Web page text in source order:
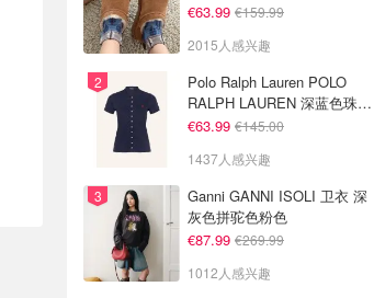
€63.99 €159.99
2015人感兴趣
Polo Ralph Lauren POLO
RALPH LAUREN 深蓝色珠地
布 Polo衫
€63.99 €145.00
1437人感兴趣
Ganni GANNI ISOLI 卫衣 深
灰色拼驼色粉色
€87.99 €269.99
1012人感兴趣